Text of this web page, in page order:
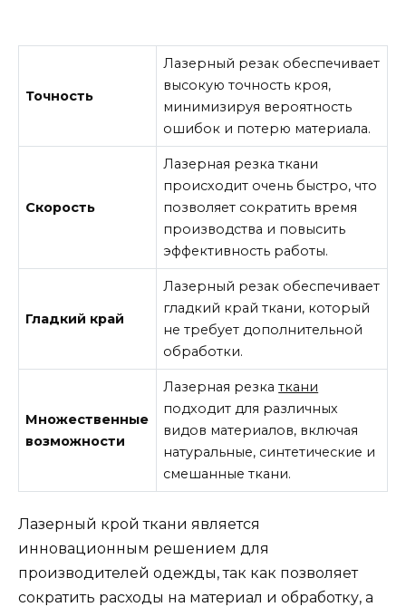
Точность
Лазерный резак обеспечивает
высокую точность кроя,
минимизируя вероятность
ошибок и потерю материала.
Скорость
Лазерная резка ткани
происходит очень быстро, что
позволяет сократить время
производства и повысить
эффективность работы.
Гладкий край
Лазерный резак обеспечивает
гладкий край ткани, который
не требует дополнительной
обработки.
Множественные
возможности
Лазерная резкаткани
подходит для различных
видов материалов, включая
натуральные, синтетические и
смешанные ткани.
Лазерный крой ткани является
инновационным решением для
производителей одежды, так как позволяет
сократить расходы на материал и обработку, а